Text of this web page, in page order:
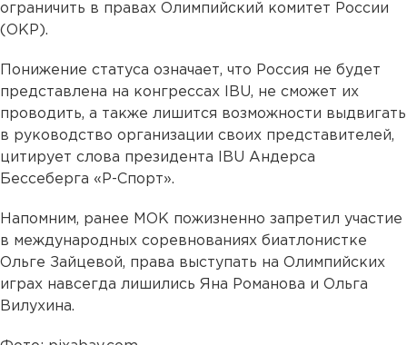
ограничить в правах Олимпийский комитет России
(ОКР).
Понижение статуса означает, что Россия не будет
представлена на конгрессах IBU, не сможет их
проводить, а также лишится возможности выдвигать
в руководство организации своих представителей,
цитирует слова президента IBU Андерса
Бессеберга «Р-Спорт».
Напомним, ранее МОК пожизненно запретил участие
в международных соревнованиях биатлонистке
Ольге Зайцевой, права выступать на Олимпийских
играх навсегда лишились Яна Романова и Ольга
Вилухина.